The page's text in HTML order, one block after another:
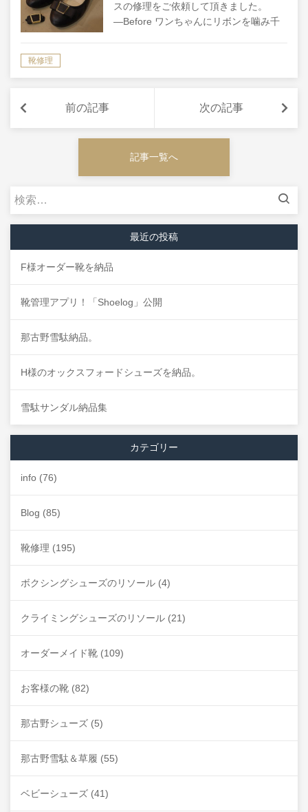
スの修理をご依頼して頂きました。
―Before ワンちゃんにリボンを噛み千
靴修理
前の記事 次の記事
記事一覧へ
検
最近の投稿
F様オーダー靴を納品
靴管理アプリ！「Shoelog」公開
那古野雪駄納品。
H様のオックスフォードシューズを納品。
雪駄サンダル納品集
カテゴリー
info (76)
Blog (85)
靴修理 (195)
ボクシングシューズのリソール (4)
クライミングシューズのリソール (21)
オーダーメイド靴 (109)
お客様の靴 (82)
那古野シューズ (5)
那古野雪駄＆草履 (55)
ベビーシューズ (41)